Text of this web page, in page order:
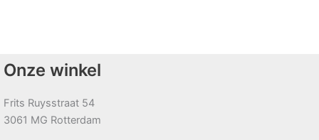
Onze winkel
Frits Ruysstraat 54
3061 MG Rotterdam